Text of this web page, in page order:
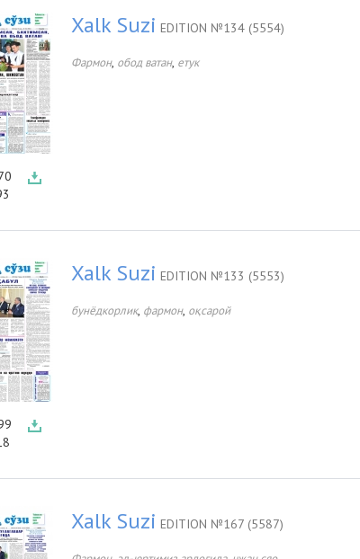
Xalk Suzi EDITION №134 (5554)
Фармон, обод ватан, етук
Xalk Suzi EDITION №133 (5553)
бунёдкорлик, фармон, оқсарой
Xalk Suzi EDITION №167 (5587)